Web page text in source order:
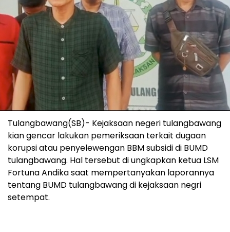
Tulangbawang(SB)- Kejaksaan negeri tulangbawang
kian gencar lakukan pemeriksaan terkait dugaan
korupsi atau penyelewengan BBM subsidi di BUMD
tulangbawang. Hal tersebut di ungkapkan ketua LSM
Fortuna Andika saat mempertanyakan laporannya
tentang BUMD tulangbawang di kejaksaan negri
setempat.